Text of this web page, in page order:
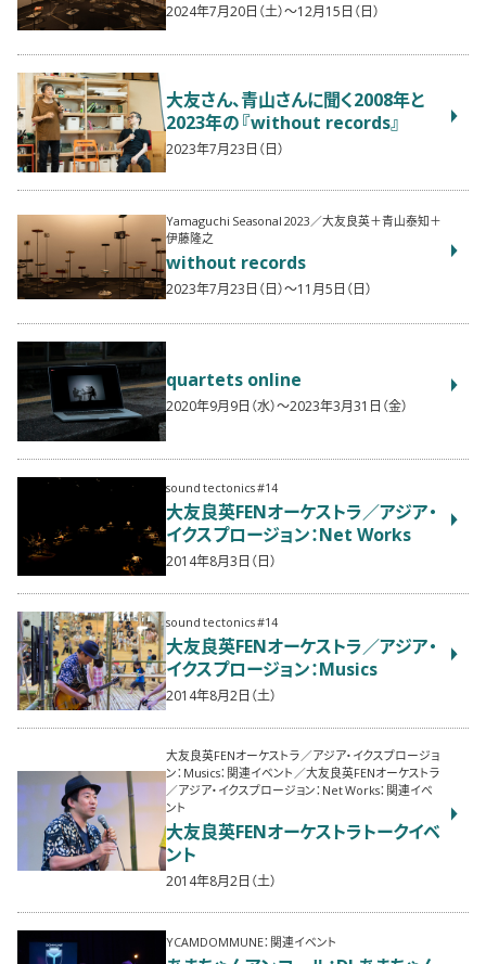
2024年7月20日（土）〜12月15日（日）
大友さん、青山さんに聞く2008年と
2023年の『without records』
2023年7月23日（日）
Yamaguchi Seasonal 2023／大友良英＋青山泰知＋
伊藤隆之
without records
2023年7月23日（日）〜11月5日（日）
quartets online
2020年9月9日（水）〜2023年3月31日（金）
sound tectonics #14
大友良英FENオーケストラ／アジア・
イクスプロージョン：Net Works
2014年8月3日（日）
sound tectonics #14
大友良英FENオーケストラ／アジア・
イクスプロージョン：Musics
2014年8月2日（土）
大友良英FENオーケストラ／アジア・イクスプロージョ
ン：Musics：関連イベント／大友良英FENオーケストラ
／アジア・イクスプロージョン：Net Works：関連イベ
ント
大友良英FENオーケストラトークイベ
ント
2014年8月2日（土）
YCAMDOMMUNE：関連イベント